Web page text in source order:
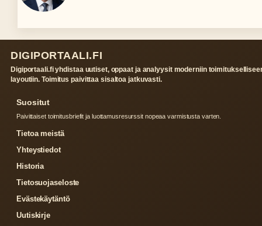
DIGIPORTAALI.FI
Digiportaali.fi yhdistaa uutiset, oppaat ja analyysit moderniin
layoutiin. Toimitus paivittaa sisaltoa jatkuvasti.
Suositut
Paivittaiset toimitusbriefit ja luottamusresurssit nopeaa varmistusta varten.
Tietoa meistä
Yhteystiedot
Historia
Tietosuojaseloste
Evästekäytäntö
Uutiskirje